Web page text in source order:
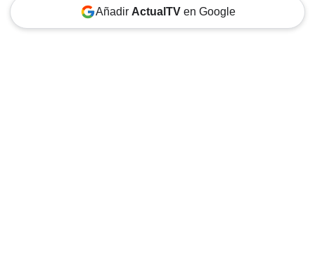
Añadir ActualTVen Google